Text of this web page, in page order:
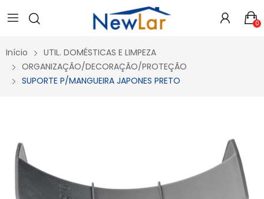
Secure crypto portfolio manager for desktops and mobile -
Visit Ledger Live
- easily manage, stake, and track assets. 0
Início
UTIL. DOMÉSTICAS E LIMPEZA
ORGANIZAÇÃO/DECORAÇÃO/PROTEÇÃO
SUPORTE P/MANGUEIRA JAPONES PRETO